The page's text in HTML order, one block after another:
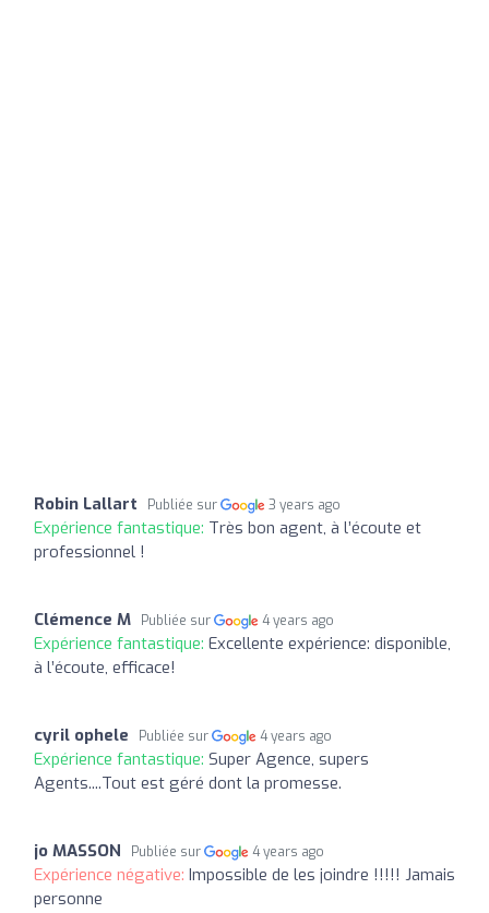
Robin Lallart Publiée sur 3 years ago
Expérience fantastique: Très bon agent, à l’écoute et
professionnel !
Clémence M Publiée sur 4 years ago
Expérience fantastique: Excellente expérience: disponible,
à l’écoute, efficace!
cyril ophele Publiée sur 4 years ago
Expérience fantastique: Super Agence, supers
Agents....Tout est géré dont la promesse.
jo MASSON Publiée sur 4 years ago
Expérience négative: Impossible de les joindre !!!!! Jamais
personne